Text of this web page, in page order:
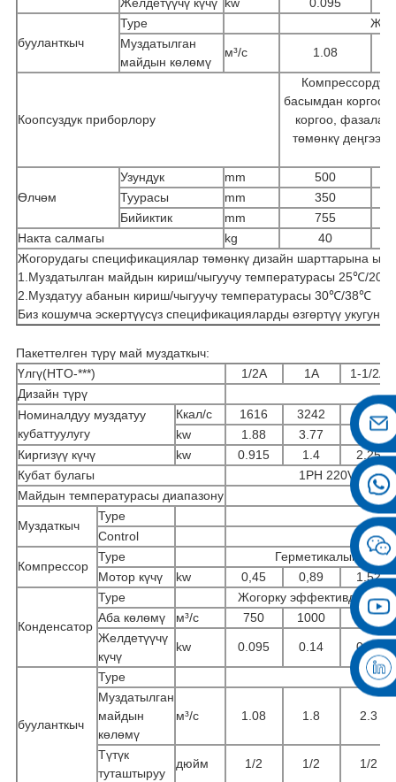
бууланткыч
Type
Жез
Муздатылган
майдын көлөмү
м³/с 1.08
Коопсуздук приборлору
Компрессордун
басымдан коргоо,
коргоо,
төмөнкү
Өлчөм
Узундук mm
500
Туурасы
mm
350
Бийиктик
mm
755
Накта салмагы
kg
40
Жогорудагы спецификациялар төмөнкү дизайн шарттарына
1.Муздатылган майдын кириш/чыгуучу температурасы 25℃/20℃
2.Муздатуу абанын кириш/чыгуучу температурасы 30℃/38℃
Биз кошумча эскертүүсүз спецификацияларды өзгөртүү укугуна
Пакеттелген түрү май муздаткыч:
Үлгү(HTO-***)
1/2A 1A
1-1/2A
Дизайн түрү
Номиналдуу муздатуу
кубаттуулугу
Ккал/с 1616 3242
4859
kw
1.88 3.77
5.65
Киргизүү күчү
kw 0.915 1.4
2.25
Кубат булагы
1PH 220V 50HZ
Майдын температурасы диапазону
Муздаткыч
Type
Control
Компрессор
Type
Герметикалык-
Мотор күчү
kw 0,45 0,89 1.52
Конденсатор
Type
Жогорку эффективдүү
Аба көлөмү
м³/с 750 1000
1500
Желдетүүчү
күчү
kw 0.095 0.14 0.18
бууланткыч
Type
Муздатылган
майдын
көлөмү
м³/с 1.08 1.8 2.3
Түтүк
туташтыруу
дюйм 1/2 1/2 1/2